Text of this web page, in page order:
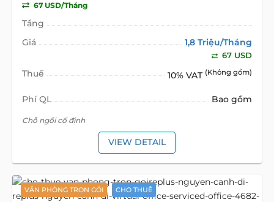
67 USD/Tháng
Tầng
Giá
1,8 Triệu/Tháng
67 USD
Thuế 10% VAT (Không gồm)
Phí QL Bao gồm
Chỗ ngồi cố định
VIEW DETAIL
VĂN PHÒNG TRỌN GÓI CHO THUÊ